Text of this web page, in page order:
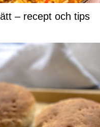
– recept och tips